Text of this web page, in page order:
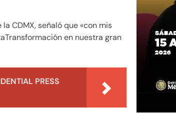
CDMX, señaló que «con mis
en nuestra gran
PRESS